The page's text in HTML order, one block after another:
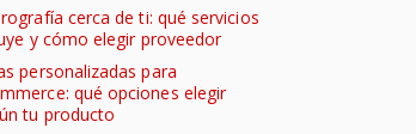
cerca de ti: qué servicios
y cómo elegir proveedor
personalizadas para
qué opciones elegir
tu producto